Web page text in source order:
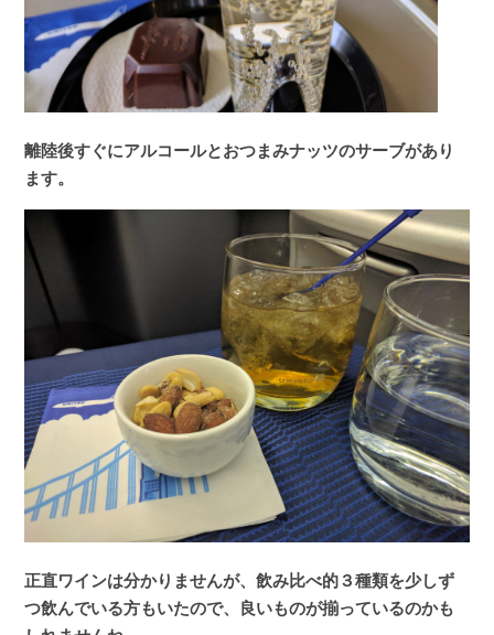
離陸後すぐにアルコールとおつまみナッツのサーブがあり
ます。
正直ワインは分かりませんが、飲み比べ的３種類を少しず
つ飲んでいる方もいたので、良いものが揃っているのかも